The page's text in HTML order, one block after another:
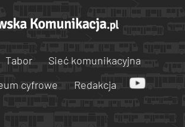
Tabor
Sieć komunikacyjna
cyfrowe Redakcja